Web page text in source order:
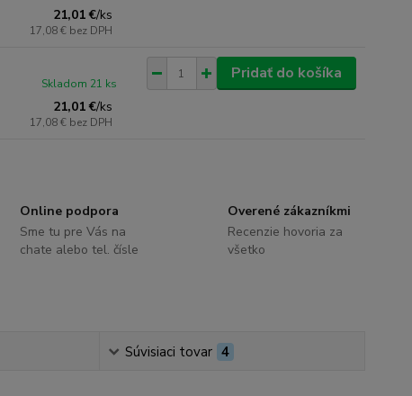
21,01 €/ks
17,08 € bez DPH
21,01 €/ks
17,08 € bez DPH
Skladom 21 ks
Pridať do košíka
Online podpora
Sme tu pre Vás na
chate alebo tel. čísle
Overené zákazníkmi
Recenzie hovoria za
všetko
Súvisiaci tovar 4